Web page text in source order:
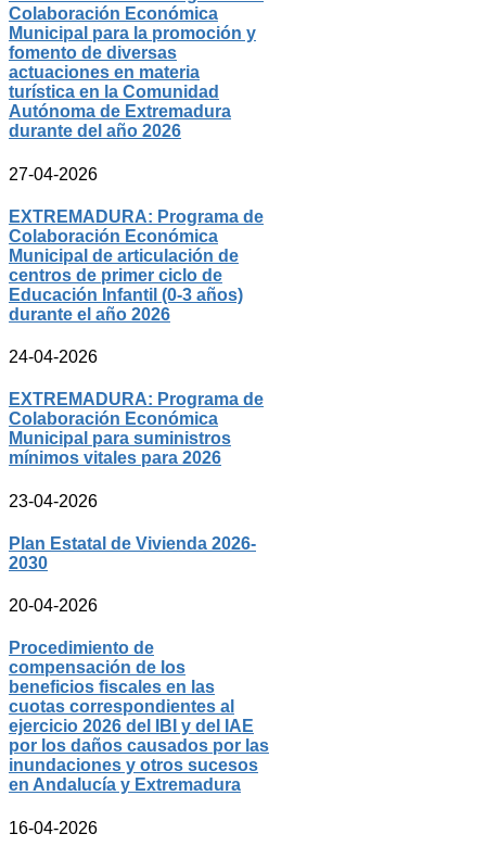
Colaboración Económica
Municipal para la promoción y
fomento de diversas
actuaciones en materia
turística en la Comunidad
Autónoma de Extremadura
durante del año 2026
27-04-2026
EXTREMADURA: Programa de
Colaboración Económica
Municipal de articulación de
centros de primer ciclo de
Educación Infantil (0-3 años)
durante el año 2026
24-04-2026
EXTREMADURA: Programa de
Colaboración Económica
Municipal para suministros
mínimos vitales para 2026
23-04-2026
Plan Estatal de Vivienda 2026-
2030
20-04-2026
Procedimiento de
compensación de los
beneficios fiscales en las
cuotas correspondientes al
ejercicio 2026 del IBI y del IAE
por los daños causados por las
inundaciones y otros sucesos
en Andalucía y Extremadura
16-04-2026